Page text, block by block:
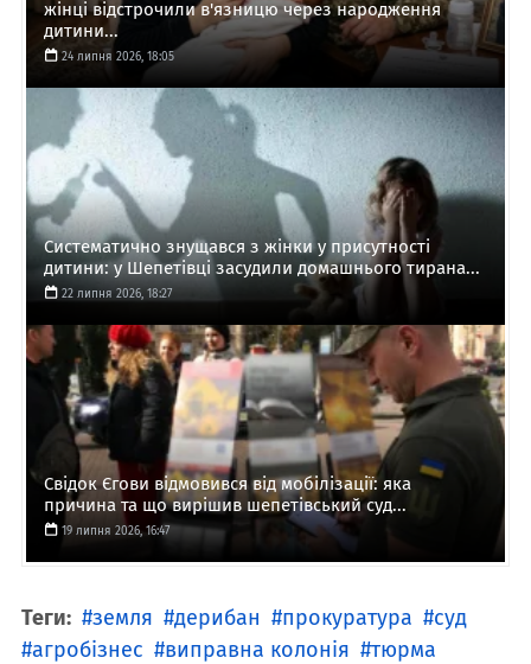
жінці відстрочили в'язницю через народження
дитини...
24 липня 2026, 18:05
Систематично знущався з жінки у присутності
дитини: у Шепетівці засудили домашнього тирана...
22 липня 2026, 18:27
Свідок Єгови відмовився від мобілізації: яка
причина та що вирішив шепетівський суд...
19 липня 2026, 16:47
Теги: земля дерибан прокуратура
суд
агробізнес
виправна колонія
тюрма